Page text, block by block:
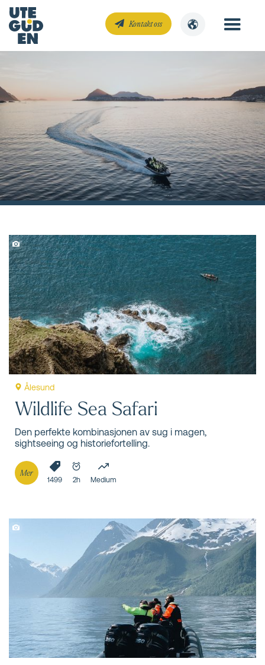
Kontakt oss
RIB og båtturer
Opplev kysten, dyrelivet og fjordene. Se Ålesund fra
sjøsiden, besøk selkolonier og opplev lundefugl og
havørn på fuglefjellet Runde.
Swendsenstudio
Ålesund
Wildlife Sea Safari
Den perfekte kombinasjonen av sug i magen,
sightseeing og historiefortelling.
Mer
1499 2h Medium